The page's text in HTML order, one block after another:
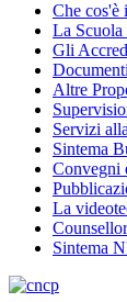
Che cos'è
La Scuola
Gli
Documenti
Altre
Servizi
Sintema
Convegni
La
Sintema